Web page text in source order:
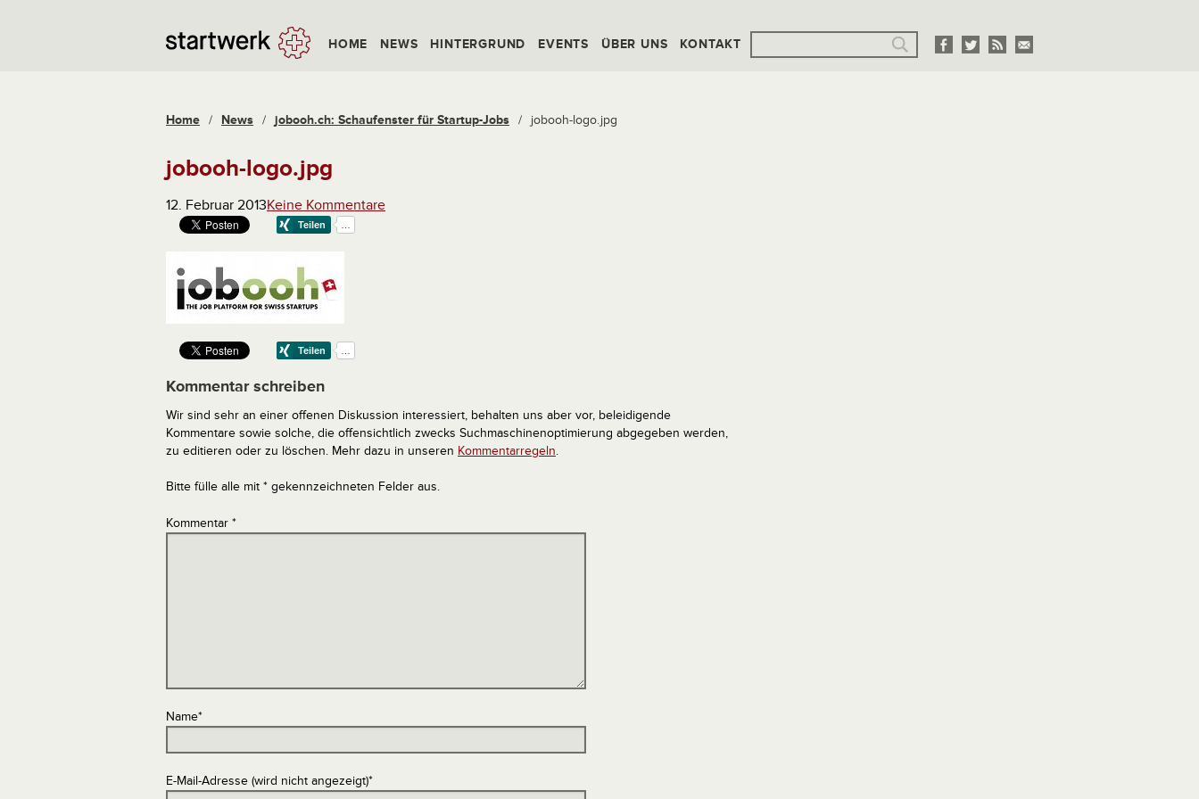
HOME NEWS HINTERGRUND EVENTS ÜBER UNS KONTAKT
Home / News / jobooh.ch: Schaufenster für Startup-Jobs / jobooh-logo.jpg
jobooh-logo.jpg
12. Februar 2013Keine Kommentare
Kommentar schreiben
Wir sind sehr an einer offenen Diskussion interessiert, behalten uns aber vor, beleidigende
Kommentare sowie solche, die offensichtlich zwecks Suchmaschinenoptimierung abgegeben werden,
zu editieren oder zu löschen. Mehr dazu in unseren Kommentarregeln.
Bitte fülle alle mit * gekennzeichneten Felder aus.
Kommentar *
Name*
E-Mail-Adresse (wird nicht angezeigt)*